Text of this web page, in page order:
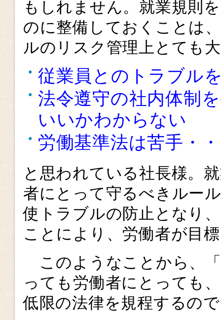
もしれません。就業規則
のに整備しておくことは
ルのリスク管理上とても
従業員とのトラブル
法令遵守の社内体制
いいかわからない
労働基準法は苦手・
と思われている社長様。
者にとって守るべきルー
使トラブルの防止となり
ことにより、労働者が目
このようなことから、
っても労働者にとっても
低限の法律を規程するの